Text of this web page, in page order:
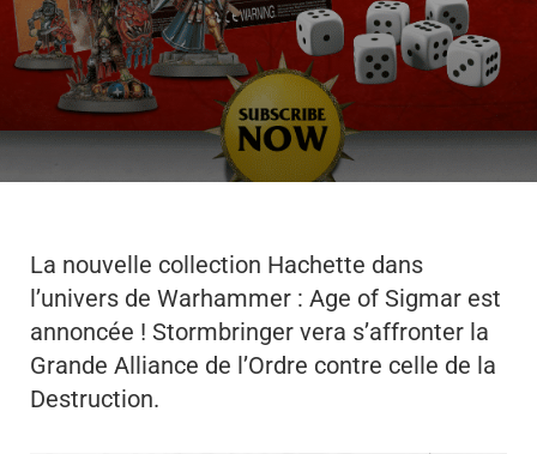
La nouvelle collection Hachette dans
l’univers de Warhammer : Age of Sigmar est
annoncée ! Stormbringer vera s’affronter la
Grande Alliance de l’Ordre contre celle de la
Destruction.